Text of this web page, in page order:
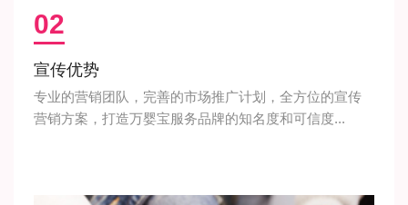
02
宣传优势
专业的营销团队，完善的市场推广计划，全方位的宣传
营销方案，打造万婴宝服务品牌的知名度和可信度...